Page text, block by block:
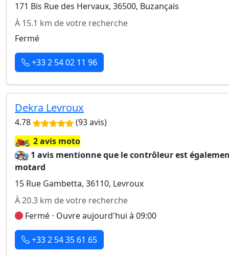
171 Bis Rue des Hervaux, 36500, Buzançais
À 15.1 km de votre recherche
Fermé
+33 2 54 02 11 96
Dekra Levroux
4.78 (93 avis)
🏍️2 avis moto
1 avis mentionne que le contrôleur est
motard
15 Rue Gambetta, 36110, Levroux
À 20.3 km de votre recherche
Fermé ⋅ Ouvre aujourd'hui à 09:00
+33 2 54 35 61 65